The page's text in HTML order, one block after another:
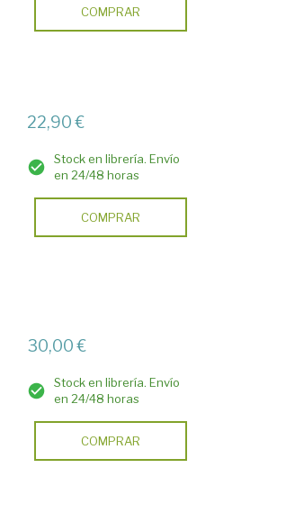
COMPRAR
22,90 €
Stock en librería. Envío
en 24/48 horas
COMPRAR
30,00 €
Stock en librería. Envío
en 24/48 horas
COMPRAR